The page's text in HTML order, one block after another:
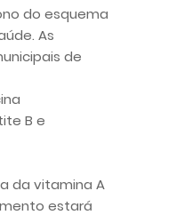
do esquema
As
de
B e
da vitamina A
estará